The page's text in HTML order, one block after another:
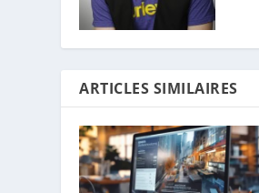
ARTICLES SIMILAIRES